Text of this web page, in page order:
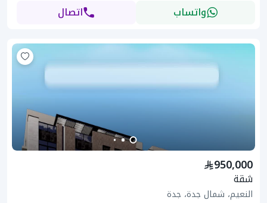
واتساب اتصال
950,000
شقة
النعيم، شمال جدة، جدة